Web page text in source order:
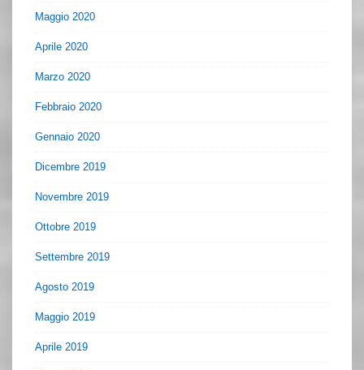
Maggio 2020
Aprile 2020
Marzo 2020
Febbraio 2020
Gennaio 2020
Dicembre 2019
Novembre 2019
Ottobre 2019
Settembre 2019
Agosto 2019
Maggio 2019
Aprile 2019